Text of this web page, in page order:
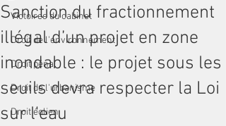
Victoires du cabinet
Droit de l'environnement
Droit pénal
Droit de l'urbanisme
Droit éolien
Sanction du fractionnement
illégal d’un projet en zone
inondable : le projet sous les
seuils devra respecter la Loi
sur l'eau